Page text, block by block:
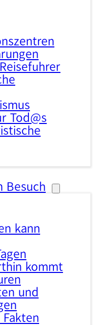
Tod@s
Besuch
kann
kommt
und